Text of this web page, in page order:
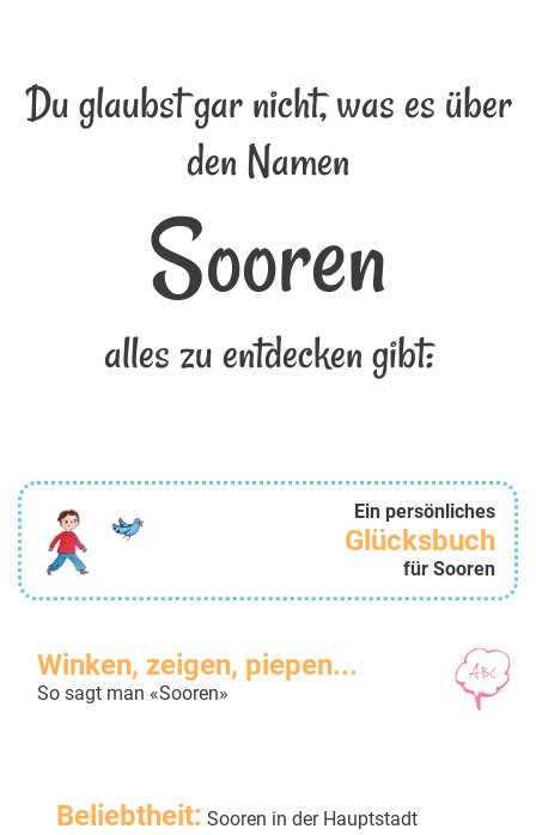
Du glaubst gar nicht, was es über
den Namen
Sooren
alles zu entdecken gibt:
Ein persönliches
Glücksbuch
für Sooren
Winken, zeigen, piepen...
So sagt man «Sooren»
Beliebtheit: Sooren in der Hauptstadt